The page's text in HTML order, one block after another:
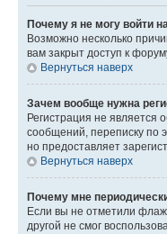
Почему я не могу войти
Возможно несколько
вам закрыт доступ к
Вернуться наверх
Зачем вообще нужна
Регистрация не
сообщений, переписку по
но предоставляет
Вернуться наверх
Почему мне
Если вы не отметили
другой не смог